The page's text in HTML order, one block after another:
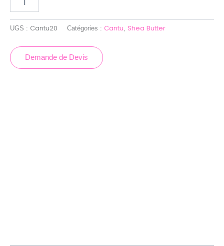
UGS : Cantu20 Catégories : Cantu, Shea Butter
Demande de Devis